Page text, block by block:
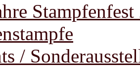
Stampfenfest
/